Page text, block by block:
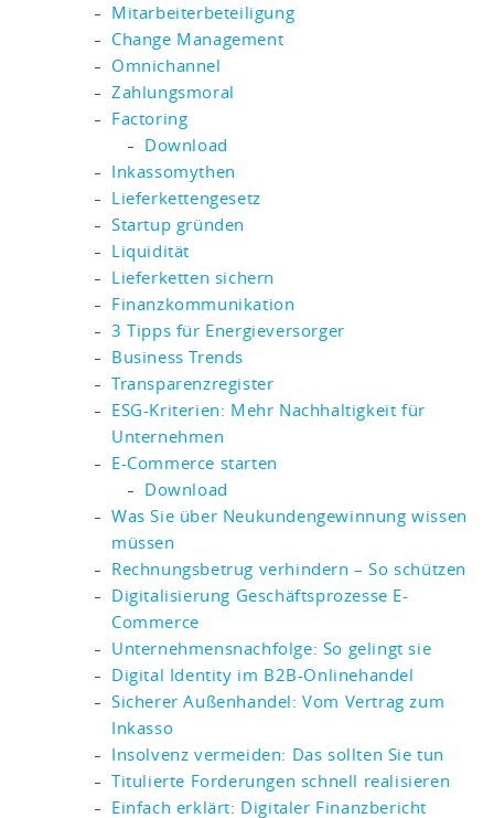
Mitarbeiterbeteiligung
Change Management
Omnichannel
Zahlungsmoral
Factoring
Download
Inkassomythen
Lieferkettengesetz
Startup gründen
Liquidität
Lieferketten sichern
Finanzkommunikation
3 Tipps für Energieversorger
Business Trends
Transparenzregister
ESG-Kriterien: Mehr Nachhaltigkeit für
Unternehmen
E-Commerce starten
Download
Was Sie über Neukundengewinnung wissen
müssen
Rechnungsbetrug verhindern – So schützen
Digitalisierung Geschäftsprozesse E-
Commerce
Unternehmensnachfolge: So gelingt sie
Digital Identity im B2B-Onlinehandel
Sicherer Außenhandel: Vom Vertrag zum
Inkasso
Insolvenz vermeiden: Das sollten Sie tun
Titulierte Forderungen schnell realisieren
Einfach erklärt: Digitaler Finanzbericht